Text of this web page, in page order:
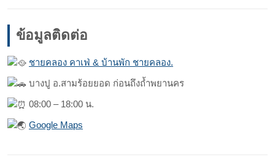
ข้อมูลติดต่อ
ชายคลอง คาเฟ่ & บ้านพัก ชายคลอง.
บางปู อ.สามร้อยยอด ก่อนถึงถ้ำพยานคร
08:00 – 18:00 น.
Google Maps